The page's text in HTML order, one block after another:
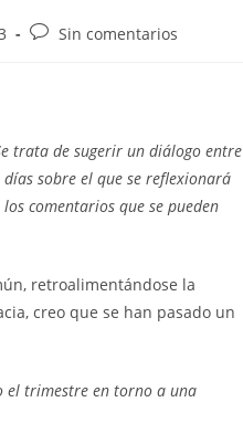
Comentarios
Sin comentarios
trata de sugerir un diálogo entre
sobre el que se reflexionará
comentarios que se pueden
retroalimentándose la
creo que se han pasado un
el trimestre en torno a una